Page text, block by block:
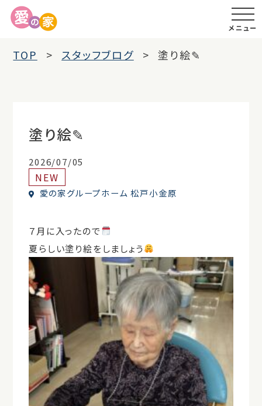
メニュー
TOP スタッフブログ 塗り絵✎
塗り絵✎
2026/07/05
NEW
愛の家グループホーム 松戸小金原
７月に入ったので
夏らしい塗り絵をしましょう